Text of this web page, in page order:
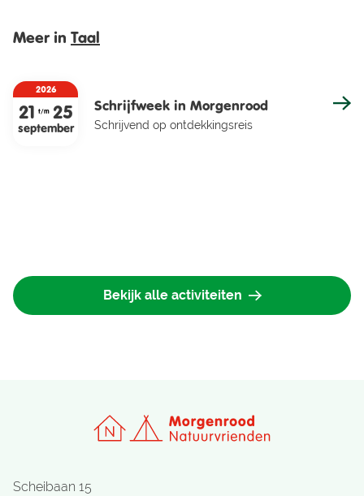
Meer in Taal
2026
21 t/m 25
september
Schrijfweek in Morgenrood
Schrijvend op ontdekkingsreis
Bekijk alle activiteiten
Scheibaan 15